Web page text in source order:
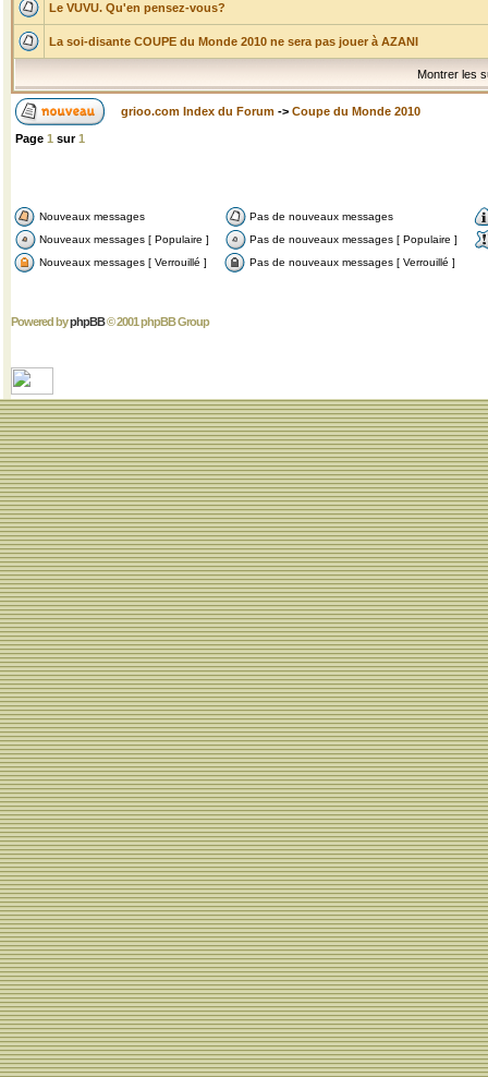
Le VUVU. Qu'en pensez-vous?
La soi-disante COUPE du Monde 2010 ne sera pas jouer à AZANI
Montrer les
grioo.com Index du Forum -> Coupe du Monde 2010
Page 1 sur1
Nouveaux messages
Pas de nouveaux messages
Nouveaux messages [ Populaire ]
Pas de nouveaux messages [ Populaire ]
Nouveaux messages [ Verrouillé ]
Pas de nouveaux messages [ Verrouillé ]
Powered byphpBB© 2001 phpBB Group